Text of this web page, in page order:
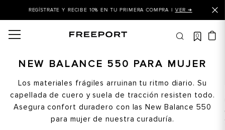
REGÍSTRATE Y RECIBE 10% EN TU PRIMERA COMPRA |VER ➜
0
NEW BALANCE 550 PARA MUJER
Los materiales frágiles arruinan tu ritmo diario. Su
capellada de cuero y suela de tracción resisten todo.
Asegura confort duradero con las New Balance 550
para mujer de nuestra curaduría.
balance
balance 327